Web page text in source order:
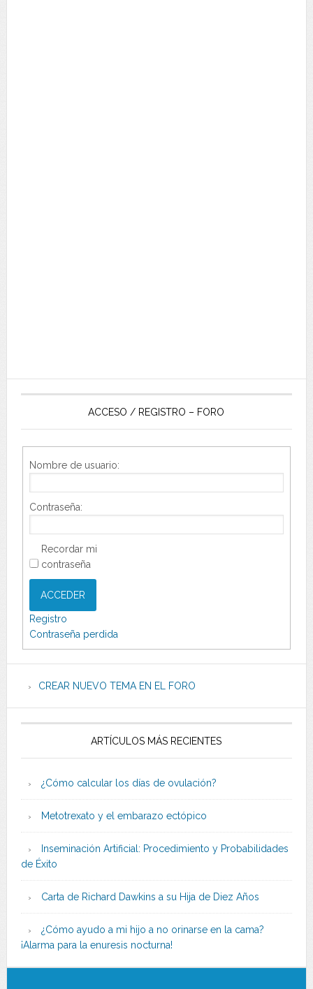
ACCESO / REGISTRO – FORO
Nombre de usuario:
Contraseña:
Recordar mi
contraseña
ACCEDER
Registro
Contraseña perdida
CREAR NUEVO TEMA EN EL FORO
ARTÍCULOS MÁS RECIENTES
¿Cómo calcular los días de ovulación?
Metotrexato y el embarazo ectópico
Inseminación Artificial: Procedimiento y Probabilidades
de Éxito
Carta de Richard Dawkins a su Hija de Diez Años
¿Cómo ayudo a mi hijo a no orinarse en la cama?
¡Alarma para la enuresis nocturna!